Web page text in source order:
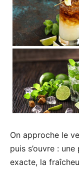
On approche le
puis s’ouvre :
exacte, la